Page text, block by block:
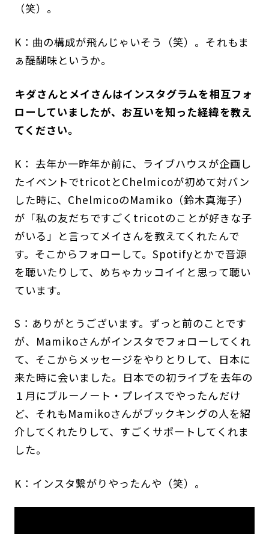
（笑）。
K：曲の構成が飛んじゃいそう（笑）。それもま
ぁ醍醐味というか。
――キダさんとメイさんはインスタグラムを相互フォ
ローしていましたが、お互いを知った経緯を教え
てください。
K： 去年か一昨年か前に、ライブハウスが企画し
たイベントでtricotとChelmicoが初めて対バン
した時に、ChelmicoのMamiko（鈴木真海子）
が「私の友だちですごくtricotのことが好きな子
がいる」と言ってメイさんを教えてくれたんで
す。そこからフォローして。Spotifyとかで音源
を聴いたりして、めちゃカッコイイと思って聴い
ています。
S：ありがとうございます。ずっと前のことです
が、Mamikoさんがインスタでフォローしてくれ
て、そこからメッセージをやりとりして、日本に
来た時に会いました。日本での初ライブを去年の
１月にブルーノート・プレイスでやったんだけ
ど、それもMamikoさんがブックキングの人を紹
介してくれたりして、すごくサポートしてくれま
した。
K：インスタ繋がりやったんや（笑）。